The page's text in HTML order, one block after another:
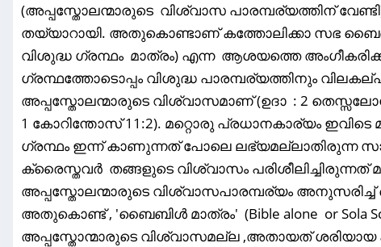
(അപ്പസ്തോലന്മാരുടെ വിശ്വാസ പാരമ്പര്യത്തിന്
തയ്യാറായി. അതുകൊണ്ടാണ് കത്തോലിക്കാ സഭ ബൈബിൾ
വിശുദ്ധ ഗ്രന്ഥം മാത്രം) എന്ന ആശയത്തെ
ഗ്രന്ഥത്തോടൊപ്പം വിശുദ്ധ പാരമ്പര്യത്തിനും
അപ്പസ്തോലന്മാരുടെ വിശ്വാസമാണ് (ഉദാ : 2
1 കോറിന്തോസ് 11:2). മറ്റൊരു പ്രധാനകാര്യം ഇവിടെ
ഗ്രന്ഥം ഇന്ന് കാണുന്നത് പോലെ ലഭ്യമല്ലാതിരുന്ന
ക്രൈസ്തവർ തങ്ങളുടെ വിശ്വാസം പരിശീലിച്ചിരുന്നത്
അപ്പസ്തോലന്മാരുടെ വിശ്വാസപാരമ്പര്യം
അതുകൊണ്ട് , 'ബൈബിൾ മാത്രം' (Bible alone or Sola
അപ്പസ്തോന്മാരുടെ വിശ്വാസമല്ല ,അതായത്